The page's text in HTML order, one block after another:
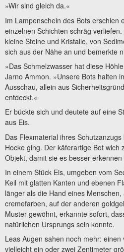
»Wir sind gleich da.«
Im Lampenschein des Bots erschien
einzelnen Schichten schräg
kleine Steine und Kristalle, von
sich aus der Nähe an und bemerkte
»Das Schmelzwasser hat diese
Jarno Ammon. »Unsere Bots halten
Ausschau, allein aus
entdeckt.«
Er bückte sich und deutete auf eine
aus Eis.
Das Flexmaterial ihres
Hocke ging. Der käferartige Bot wich
Objekt, damit sie es besser erkennen
In einem Stück Eis, umgeben vom
Keil mit glatten Kanten und ebenen
länger als die Hand eines
cremefarben, auf der anderen
Muster gewöhnt, erkannte sofort,
natürlichen Ursprungs sein konnte.
Leas Augen sahen noch mehr:
vielleicht ein oder zwei Zentimeter